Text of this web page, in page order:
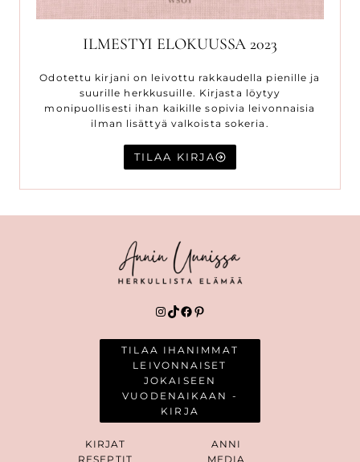
ILMESTYI ELOKUUSSA 2023
Odotettu kirjani on leivottu rakkaudella pienille ja
suurille herkkusuille. Kirjasta löytyy
monipuollisesti ihan kaikille sopivia leivonnaisia
ilman lisättyä valkoista sokeria.
TILAA KIRJA
Instagram
TikTok
Facebook
Pinterest
TILAA IHANIMMAT
LEIVONNAISET
JOKAISEEN
VUODENAIKAAN -
KIRJA
KIRJAT
RESEPTIT
ANNI
MEDIA